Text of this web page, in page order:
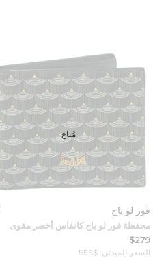
فور لو باج
محفظة فور لو باج كانفاس أخضر مقوى
ثنائية الطي
$279
السعر المبدئي: $555
مُباع